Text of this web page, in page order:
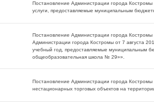
Постановление Администрации города
услуги, предоставляемые муниципальным
Постановление Администрации города
Администрации города Костромы от 7 августа
учебный год, предоставляемые муниципальным
общеобразовательная школа № 29»».
Постановление Администрации города
нестационарных торговых объектов на